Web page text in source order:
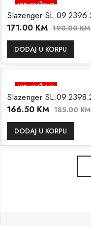
10% SNIŽENO
171.00 KM 190.00KM
DODAJ U KORPU
10% SNIŽENO
166.50 KM 185.00KM
DODAJ U KORPU